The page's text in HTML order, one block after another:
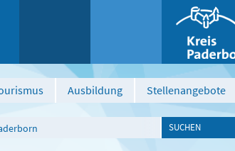
Ausbildung Stellenangebote